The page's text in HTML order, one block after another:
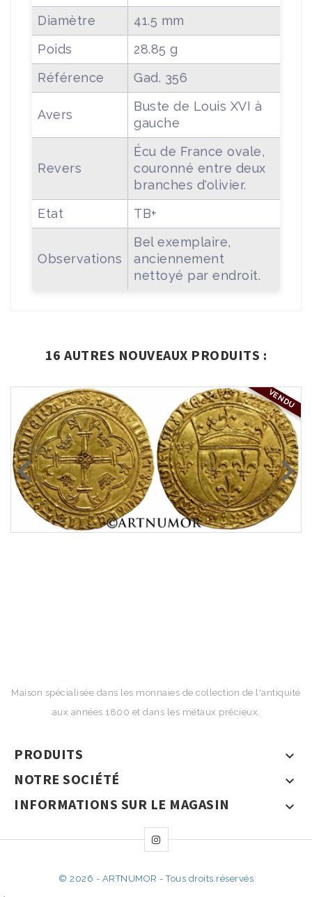
Diamètre
41.5 mm
Poids
28.85 g
Référence
Gad. 356
Avers
Buste de Louis XVI à
gauche
Revers
Écu de France ovale,
couronné entre deux
branches d'olivier.
Etat
TB+
Observations
Bel exemplaire,
anciennement
nettoyé par endroit.
16 AUTRES NOUVEAUX PRODUITS :
VENDU
Maison spécialisée dans les monnaies de collection de l'antiquité
aux années 1800 et dans les métaux précieux.
PRODUITS 
NOTRE SOCIÉTÉ 
INFORMATIONS SUR LE MAGASIN 
© 2026 - ARTNUMOR - Tous droits réservés